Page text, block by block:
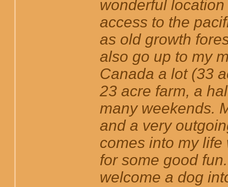
wonderful
access to the
as old growth
also go up to my
Canada a lot (33
23 acre farm, a
many weekends.
and a very
comes into my
for some good
welcome a dog